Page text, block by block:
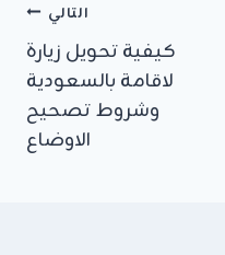
التالي
كيفية تحويل زيارة
لاقامة بالسعودية
وشروط تصحيح
الاوضاع